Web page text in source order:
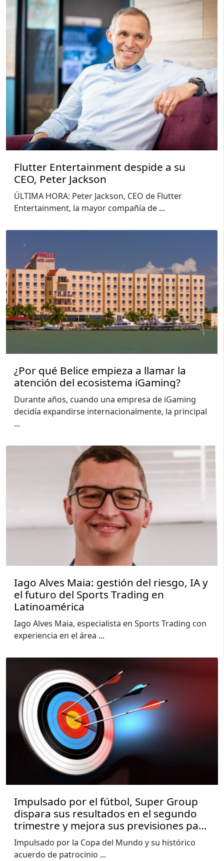
Flutter Entertainment despide a su
CEO, Peter Jackson
ÚLTIMA HORA: Peter Jackson, CEO de Flutter
Entertainment, la mayor compañía de ...
¿Por qué Belice empieza a llamar la
atención del ecosistema iGaming?
Durante años, cuando una empresa de iGaming
decidía expandirse internacionalmente, la principal
...
Iago Alves Maia: gestión del riesgo, IA y
el futuro del Sports Trading en
Latinoamérica
Iago Alves Maia, especialista en Sports Trading con
experiencia en el área ...
Impulsado por el fútbol, Super Group
dispara sus resultados en el segundo
trimestre y mejora sus previsiones para
2026
Impulsado por la Copa del Mundo y su histórico
acuerdo de patrocinio ...